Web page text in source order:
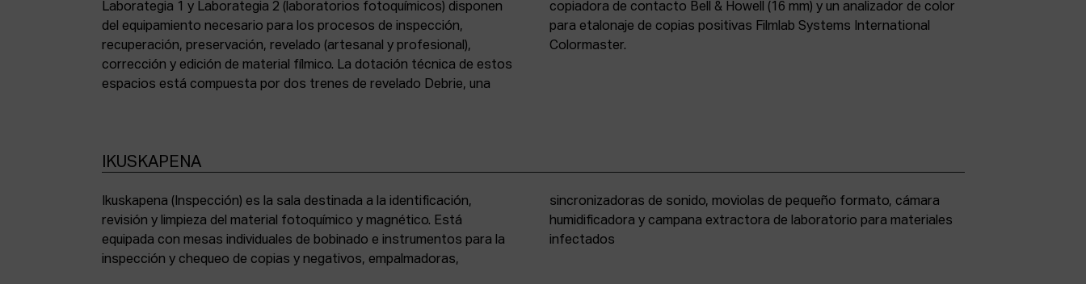
Laborategia 1 y Laborategia 2 (laboratorios fotoquímicos) disponen
del equipamiento necesario para los procesos de inspección,
recuperación, preservación, revelado (artesanal y profesional),
corrección y edición de material fílmico. La dotación técnica de estos
espacios está compuesta por dos trenes de revelado Debrie, una
copiadora de contacto Bell & Howell (16 mm) y un analizador de color
para etalonaje de copias positivas Filmlab Systems International
Colormaster.
IKUSKAPENA
Ikuskapena (Inspección) es la sala destinada a la identificación,
revisión y limpieza del material fotoquímico y magnético. Está
equipada con mesas individuales de bobinado e instrumentos para la
inspección y chequeo de copias y negativos, empalmadoras,
sincronizadoras de sonido, moviolas de pequeño formato, cámara
humidificadora y campana extractora de laboratorio para materiales
infectados